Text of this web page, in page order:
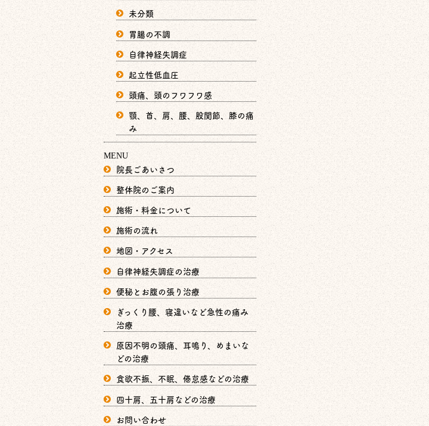
未分類
胃腸の不調
自律神経失調症
起立性低血圧
頭痛、頭のフワフワ感
顎、首、肩、腰、股関節、膝の痛
み
MENU
院長ごあいさつ
整体院のご案内
施術・料金について
施術の流れ
地図・アクセス
自律神経失調症の治療
便秘とお腹の張り治療
ぎっくり腰、寝違いなど急性の痛み
治療
原因不明の頭痛、耳鳴り、めまいな
どの治療
食欲不振、不眠、倦怠感などの治療
四十肩、五十肩などの治療
お問い合わせ